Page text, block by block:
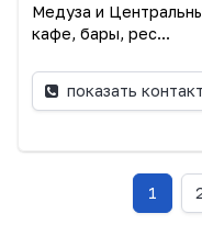
Медуза и
кафе, бары, рес...
показать
1